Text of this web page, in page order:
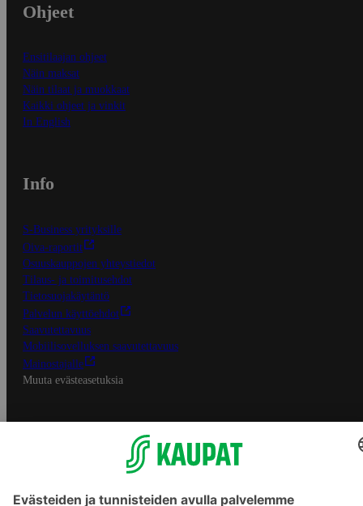
Ohjeet
Ensitilaajan ohjeet
Näin maksat
Näin tilaat ja muokkaat
Kaikki ohjeet ja vinkit
In English
Info
S-Business yrityksille
Oiva-raportit
Osuuskauppojen yhteystiedot
Tilaus- ja toimitusehdot
Tietosuojakäytäntö
Palvelun käyttöehdot
Saavutettavuus
Mobiilisovelluksen saavutettavuus
Mainostajalle
Muuta evästeasetuksia
S-ryhmän palvelut